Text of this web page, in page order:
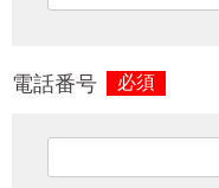
電話番号 必須